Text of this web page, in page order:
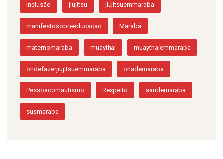
Inclusão jiujitsu jiujitsuemmaraba
manifestosobreeducacao Marabá
maternomaraba muaythai muaythaiemmaraba
ondefazerjiujitsuemmaraba orlademaraba
Pessoacomautismo Respeito saudemaraba
susmaraba